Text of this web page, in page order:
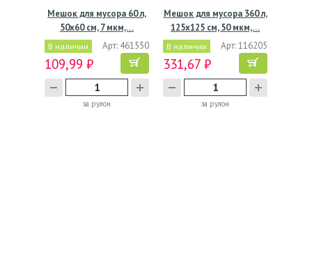
Мешок для мусора 60 л,
50х60 см, 7 мкм,…
В наличии Арт: 461550
109,99 ₽
за рулон
Мешок для мусора 360 л,
125х125 см, 50 мкм,…
В наличии Арт: 116205
331,67 ₽
за рулон